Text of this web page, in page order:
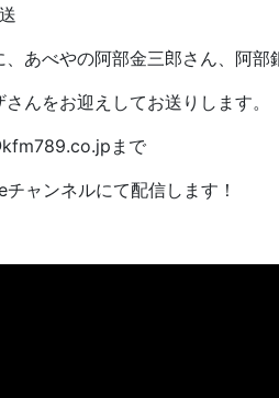
あべやの阿部金三郎さん、阿部
んをお迎えしてお送りします。
まで
ャンネルにて配信します！